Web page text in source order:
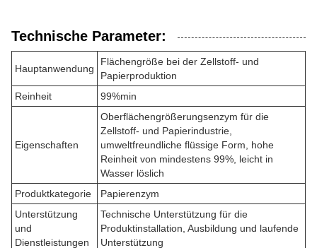
Technische Parameter:
Hauptanwendung
Flächengröße bei der Zellstoff- und
Papierproduktion
Reinheit
99%min
Eigenschaften
Oberflächengrößerungsenzym für die
Zellstoff- und Papierindustrie,
umweltfreundliche flüssige Form, hohe
Reinheit von mindestens 99%, leicht in
Wasser löslich
Produktkategorie
Papierenzym
Unterstützung
und
Dienstleistungen
Technische Unterstützung für die
Produktinstallation, Ausbildung und laufende
Unterstützung